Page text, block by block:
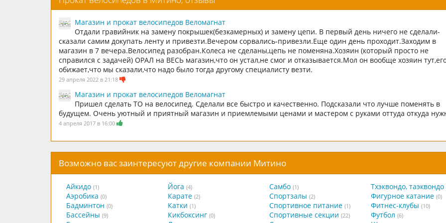
Магазин и прокат велосипедов Веломагнат
Отдали гравийник на замену покрышек(безкамерных) и замену цепи. В первый день ничего не сделали-
сказали самим докупать ленту и привезти.Вечером сорвались-привезли.Еще один день проходит.Заходим в
магазин в 7 вечера.Велосипед разобран.Колеса не сделаны,цепь не поменяна.Хозяин (который просто не
справился с задачей) ОРАЛ на ВЕСЬ магазин,что он устал,не смог и отказывается.Мол он вообще хозяин
обижает,что мы сказали,что надо было тогда другому специалисту везти.
29 апреля 2022 в 21:18
Магазин и прокат велосипедов Веломагнат
Пришел сделать ТО на велосипед. Сделали все быстро и качественно. Подсказали что лучше поменять в
будущем. Очень уютный и приятный магазин и приемлемыми ценами и мастером с руками оттуда откуда
4 апреля 2017 в 16:00
Возможно вас заинтересуют другие компании Митино
Айкидо (1)
Аэробика (0)
Бадминтон (0)
Бассейны (9)
Йога (4)
Карате (2)
Катки (1)
Кикбоксинг (0)
Самбо (1)
Спортзалы (2)
Спортивное питание (1)
Спортивные секции (22)
Тхэквондо, таэквондо
Фигурное катание (0)
Фитнес-клубы (10)
Футбол (6)